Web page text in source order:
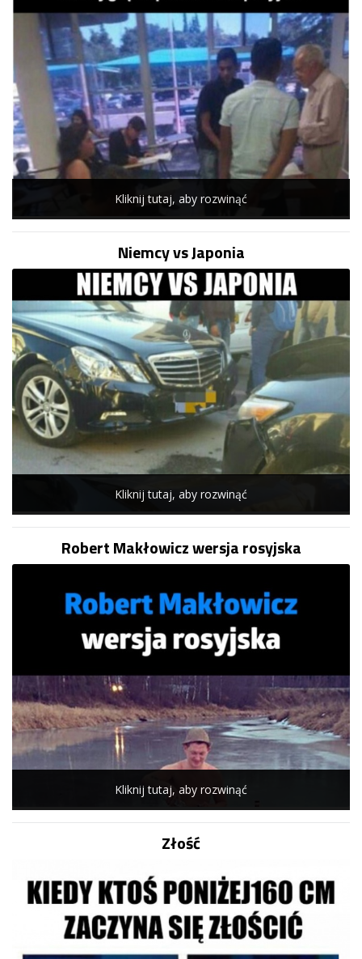
Kliknij tutaj, aby rozwinąć
Niemcy vs Japonia
Kliknij tutaj, aby rozwinąć
Robert Makłowicz wersja rosyjska
Kliknij tutaj, aby rozwinąć
Złość